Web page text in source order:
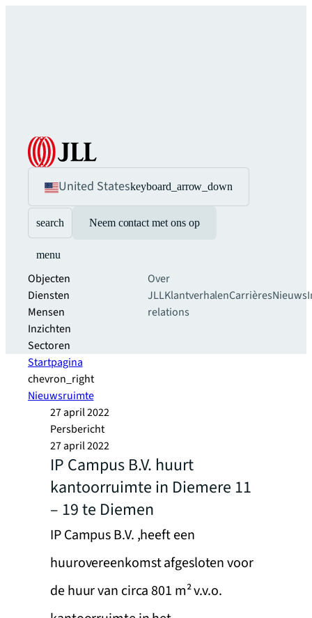
United Stateskeyboard_arrow_down
search Neem contact met ons op
menu
Objecten
Diensten
Mensen
Inzichten
Sectoren
Over
JLLKlantverhalenCarrièresNieuws
relations
Startpagina
chevron_right
Nieuwsruimte
27 april 2022
Persbericht
27 april 2022
IP Campus B.V. huurt
kantoorruimte in Diemere 11
– 19 te Diemen
IP Campus B.V. ,heeft een
huurovereenkomst afgesloten voor
de huur van circa 801 m² v.v.o.